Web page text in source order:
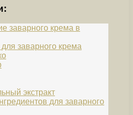
заварного крема в
заварного крема
экстракт
для заварного